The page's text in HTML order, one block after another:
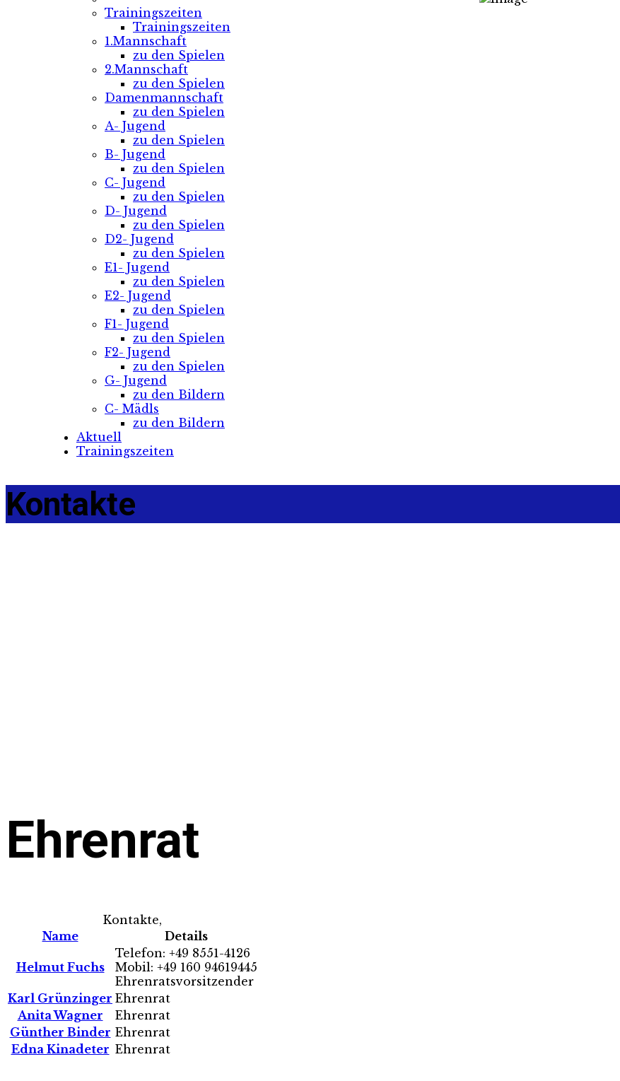
Trainingszeiten
Trainingszeiten
1.Mannschaft
zu den Spielen
2.Mannschaft
zu den Spielen
Damenmannschaft
zu den Spielen
A- Jugend
zu den Spielen
B- Jugend
zu den Spielen
C- Jugend
zu den Spielen
D- Jugend
zu den Spielen
D2- Jugend
zu den Spielen
E1- Jugend
zu den Spielen
E2- Jugend
zu den Spielen
F1- Jugend
zu den Spielen
F2- Jugend
zu den Spielen
G- Jugend
zu den Bildern
C- Mädls
zu den Bildern
Aktuell
Trainingszeiten
Kontakte
Ehrenrat
Kontakte,
Name
Details
Helmut Fuchs
Telefon: +49 8551-4126
Mobil: +49 160 94619445
Ehrenratsvorsitzender
Karl Grünzinger Ehrenrat
Anita Wagner
Ehrenrat
Günther Binder Ehrenrat
Edna Kinadeter Ehrenrat